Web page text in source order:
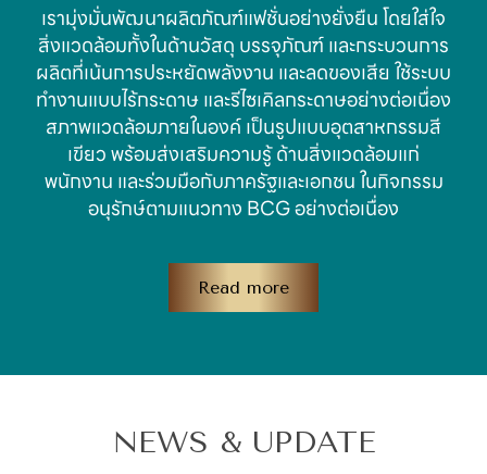
เรามุ่งมั่นพัฒนาผลิตภัณฑ์แฟชั่นอย่างยั่งยืน โดยใส่ใจ
สิ่งแวดล้อมทั้งในด้านวัสดุ บรรจุภัณฑ์ และกระบวนการ
ผลิตที่เน้นการประหยัดพลังงาน และลดของเสีย ใช้ระบบ
ทำงานแบบไร้กระดาษ และรีไซเคิลกระดาษอย่างต่อเนื่อง
สภาพแวดล้อมภายในองค์ เป็นรูปแบบอุตสาหกรรมสี
เขียว พร้อมส่งเสริมความรู้ ด้านสิ่งแวดล้อมแก่
พนักงาน และร่วมมือกับภาครัฐและเอกชน ในกิจกรรม
อนุรักษ์ตามแนวทาง BCG อย่างต่อเนื่อง
Read more
NEWS & UPDATE